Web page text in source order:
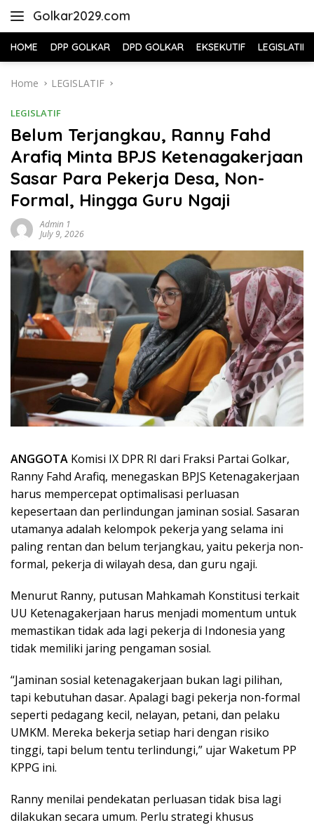
Golkar2029.com
HOME DPP GOLKAR DPD GOLKAR EKSEKUTIF LEGISLATIF
Home LEGISLATIF
LEGISLATIF
Belum Terjangkau, Ranny Fahd
Arafiq Minta BPJS Ketenagakerjaan
Sasar Para Pekerja Desa, Non-
Formal, Hingga Guru Ngaji
Admin 1
July 9, 2026
ANGGOTA Komisi IX DPR RI dari Fraksi Partai Golkar,
Ranny Fahd Arafiq, menegaskan BPJS Ketenagakerjaan
harus mempercepat optimalisasi perluasan
kepesertaan dan perlindungan jaminan sosial. Sasaran
utamanya adalah kelompok pekerja yang selama ini
paling rentan dan belum terjangkau, yaitu pekerja non-
formal, pekerja di wilayah desa, dan guru ngaji.
Menurut Ranny, putusan Mahkamah Konstitusi terkait
UU Ketenagakerjaan harus menjadi momentum untuk
memastikan tidak ada lagi pekerja di Indonesia yang
tidak memiliki jaring pengaman sosial.
“Jaminan sosial ketenagakerjaan bukan lagi pilihan,
tapi kebutuhan dasar. Apalagi bagi pekerja non-formal
seperti pedagang kecil, nelayan, petani, dan pelaku
UMKM. Mereka bekerja setiap hari dengan risiko
tinggi, tapi belum tentu terlindungi,” ujar Waketum PP
KPPG ini.
Ranny menilai pendekatan perluasan tidak bisa lagi
dilakukan secara umum. Perlu strategi khusus